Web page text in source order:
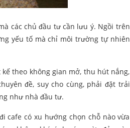
các chủ đầu tư cần lưu ý. Ngồi trên
yếu tố mà chỉ môi trường tự nhiên
theo không gian mở, thu hút nắng,
đề, suy cho cùng, phải đặt trải
như nhà đầu tư.
cafe có xu hướng chọn chỗ nào vừa